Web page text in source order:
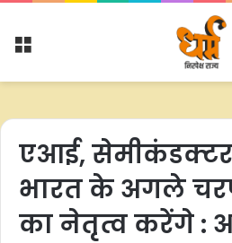
Menu
एआई,
भारत के अगले
का नेतृत्व करेंगे :